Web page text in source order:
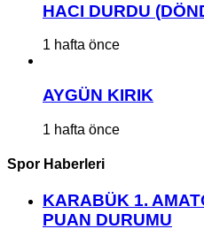
HACI DURDU
1 hafta önce
AYGÜN KIRIK
1 hafta önce
Spor Haberleri
KARABÜK 1.
PUAN DURUMU